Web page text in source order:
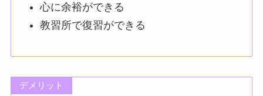
心に余裕ができる
教習所で復習ができる
デメリット